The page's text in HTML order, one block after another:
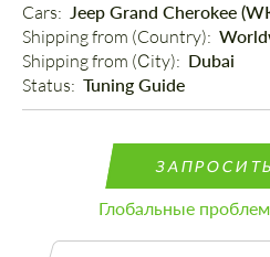
Cars: Jeep Grand Cherokee
Shipping from (Country):
Shipping from (Сity): Dubai
Status: Tuning Guide
Глобальные